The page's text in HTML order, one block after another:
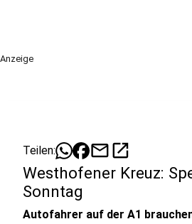
Anzeige
Teilen: mailopen_in_new
Westhofener Kreuz:
Sonntag
Autofahrer auf der A1